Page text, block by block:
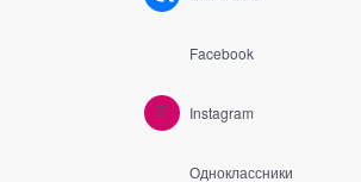
Facebook
Instagram
Одноклассники